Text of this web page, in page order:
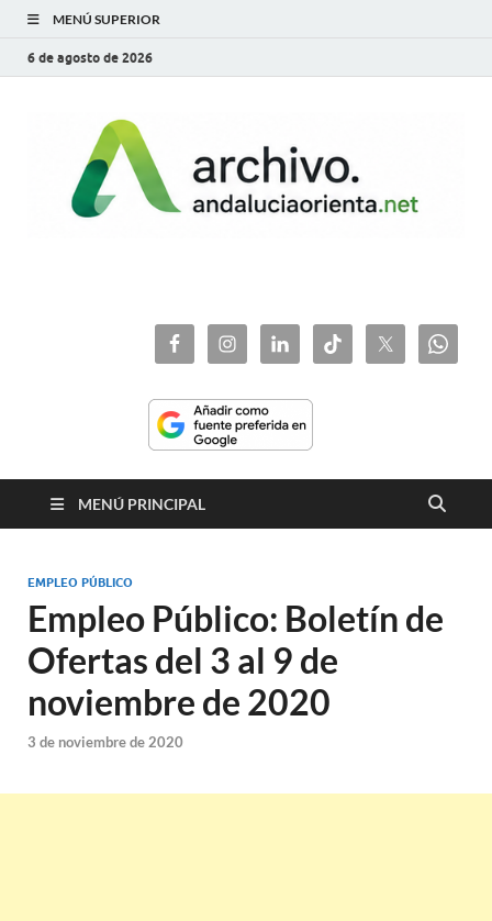
MENÚ SUPERIOR
6 de agosto de 2026
MENÚ PRINCIPAL
EMPLEO PÚBLICO
Empleo Público: Boletín de
Ofertas del 3 al 9 de
noviembre de 2020
3 de noviembre de 2020